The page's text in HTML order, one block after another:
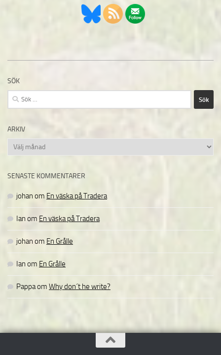
SÖK
Sök
efter:
ARKIV
Arkiv
SENASTE KOMMENTARER
johan om En väska på Tradera
Ian om En väska på Tradera
johan om En Grålle
Ian om En Grålle
Pappaom Why don´t he write?